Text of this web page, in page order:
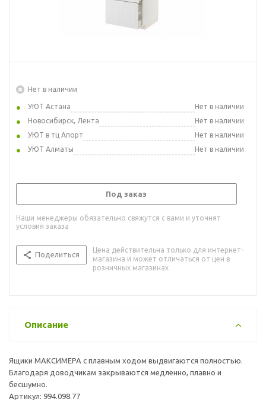
Нет в наличии
УЮТ Астана
Нет в наличии
Новосибирск, Лента
Нет в наличии
УЮТ в тц Апорт
Нет в наличии
УЮТ Алматы
Нет в наличии
Под заказ
Наши менеджеры обязательно свяжутся с вами и уточнят
условия заказа
Поделиться
Цена действительна только для интернет-
магазина и может отличаться от цен в
розничных магазинах
Описание
Ящики МАКСИМЕРА с плавным ходом выдвигаются полностью.
Благодаря доводчикам закрываются медленно, плавно и
бесшумно.
Артикул: 994.098.77